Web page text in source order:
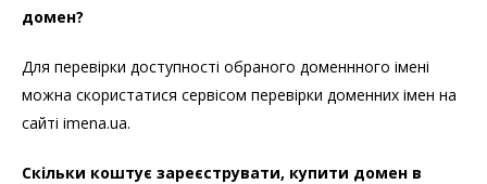
домен?
Для перевірки доступності обраного доменнного імені
можна скористатися сервісом перевірки доменних імен на
сайті imena.ua.
Скільки коштує зареєструвати, купити домен в